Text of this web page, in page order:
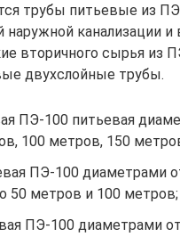
трубы питьевые из
наружной канализации
вторичного сырья из
двухслойные трубы.
ПЭ-100 питьевая
100 метров, 150
ПЭ-100 диаметрами
50 метров и 100 метров;
ПЭ-100 диаметрами